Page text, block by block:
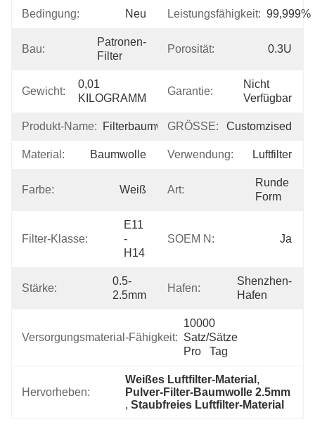
Bedingung: Neu Leistungsfähigkeit: 99,999%
Bau:
Patronen-
Filter
Porosität: 0.3U
Gewicht:
0,01
KILOGRAMM
Garantie:
Nicht
Verfügbar
Produkt-Name: FilterbaumwolleGRÖSSE: Customzised
Material: Baumwolle Verwendung: Luftfilter
Farbe: Weiß Art:
Runde
Form
Filter-Klasse:
E11
-
H14
SOEM N: Ja
Stärke:
0.5-
2.5mm
Hafen:
Shenzhen-
Hafen
Versorgungsmaterial-Fähigkeit:
10000
Satz/Sätze
Pro   Tag
Hervorheben:
Weißes Luftfilter-Material ,
Pulver-Filter-Baumwolle 2.5mm
, Staubfreies Luftfilter-Material